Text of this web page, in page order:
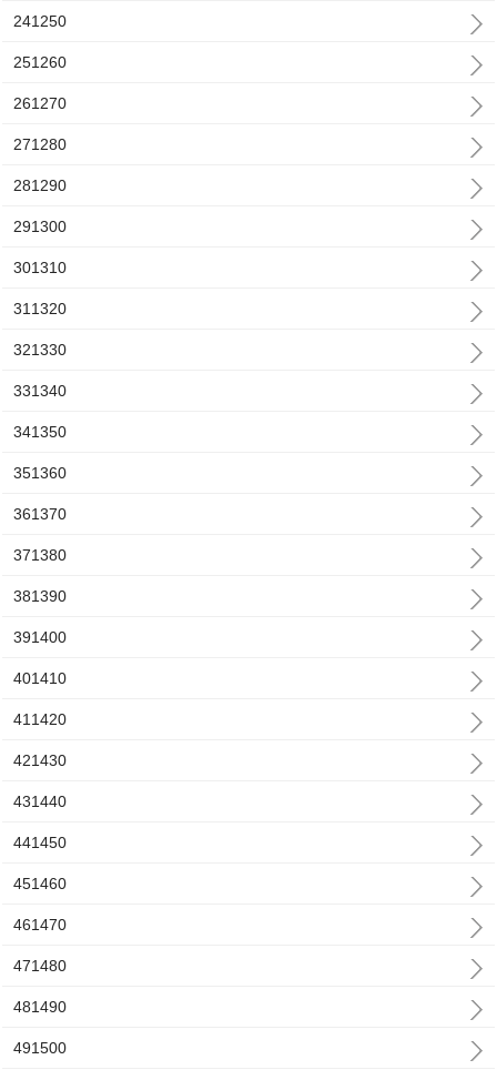
241250
251260
261270
271280
281290
291300
301310
311320
321330
331340
341350
351360
361370
371380
381390
391400
401410
411420
421430
431440
441450
451460
461470
471480
481490
491500